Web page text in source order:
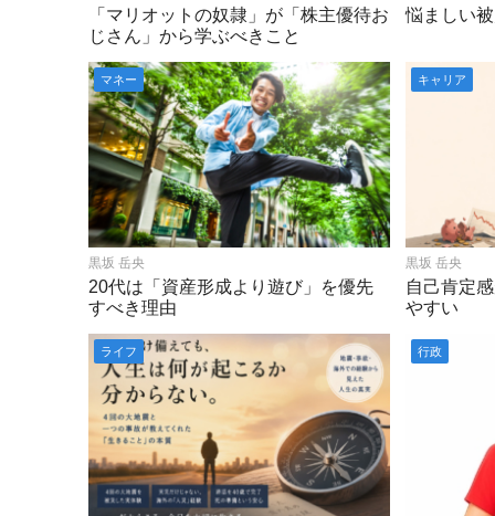
「マリオットの奴隷」が「株主優待お
じさん」から学ぶべきこと
悩ましい
黒坂 岳央
20代は「資産形成より遊び」を優先
すべき理由
マネー
黒坂 岳央
自己肯定
やすい
キャリア
ライフ 行政